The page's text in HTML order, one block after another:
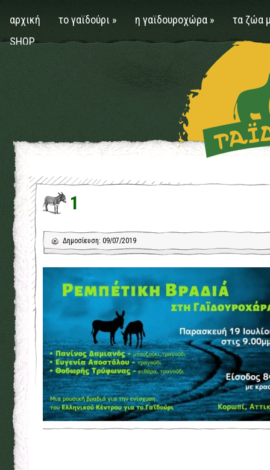
αρχική το γαϊδούρι » η γαϊδουροχώρα »
τα ζώα
SHOP
1
Δημοσίευση: 09/07/2019